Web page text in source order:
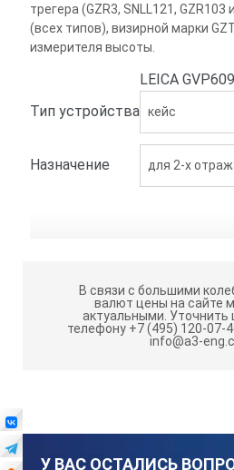
трегера (GZR3, SNLL121, GZR103
(всех типов), визирной марки
измерителя высоты.
LEICA GVP609
Тип устройства кейс
Назначение для 2-х
В связи с большими
валют цены на сайте
актуальными. Уточнить
телефону +7 (495) 120-07-
info@a3-
У ВАС ОСТАЛИСЬ